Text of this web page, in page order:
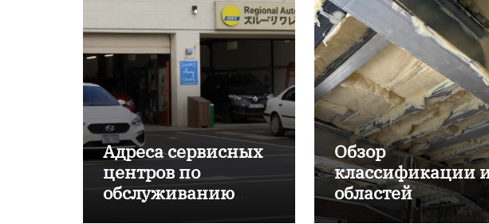
Адреса сервисных
центров по
обслуживанию
Обзор
классификации
областей
применения